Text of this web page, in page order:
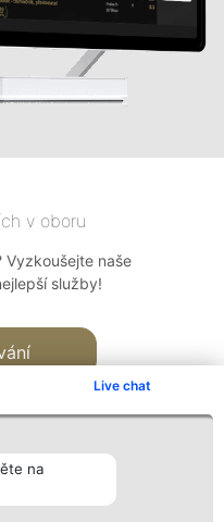
Live chat
na
v oboru
Vyzkoušejte naše
služby!